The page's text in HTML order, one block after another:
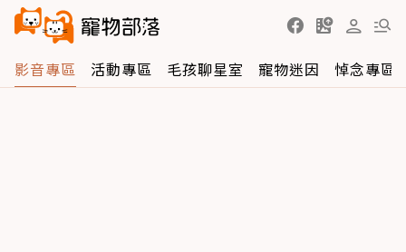
影音專區 活動專區 毛孩聊星室 寵物迷因 悼念專區